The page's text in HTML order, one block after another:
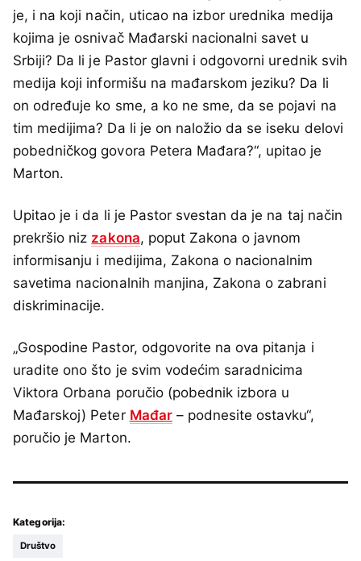
je, i na koji način, uticao na izbor urednika medija
kojima je osnivač Mađarski nacionalni savet u
Srbiji? Da li je Pastor glavni i odgovorni urednik svih
medija koji informišu na mađarskom jeziku? Da li
on određuje ko sme, a ko ne sme, da se pojavi na
tim medijima? Da li je on naložio da se iseku delovi
pobedničkog govora Petera Mađara?“, upitao je
Marton.
Upitao je i da li je Pastor svestan da je na taj način
prekršio niz zakona, poput Zakona o javnom
informisanju i medijima, Zakona o nacionalnim
savetima nacionalnih manjina, Zakona o zabrani
diskriminacije.
„Gospodine Pastor, odgovorite na ova pitanja i
uradite ono što je svim vodećim saradnicima
Viktora Orbana poručio (pobednik izbora u
Mađarskoj) Peter Mađar– podnesite ostavku“,
poručio je Marton.
Kategorija:
Društvo